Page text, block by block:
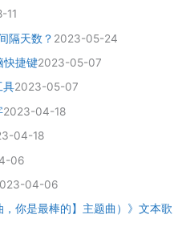
11
隔天数？ 2023-05-24
快捷键2023-05-07
具2023-05-07
2023-04-18
04-18
06
04-06
你是最棒的】主题曲）》文本歌